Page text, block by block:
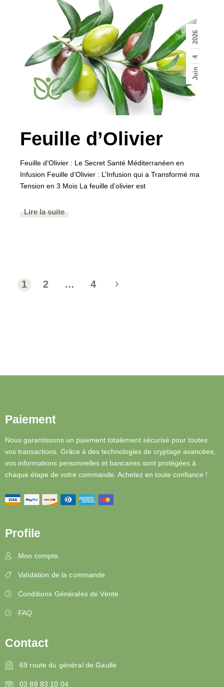
Juin
4
2026
Feuille d’Olivier
Feuille d’Olivier : Le Secret Santé Méditerranéen en
Infusion Feuille d’Olivier : L’Infusion qui a Transformé ma
Tension en 3 Mois La feuille d’olivier est
Lire la suite
1 2 … 4
Contact
69 route du général de Gaulle
03 88 83 10 04
Profile
Mon compte
Validation de la commande
Conditions Générales de Vente
FAQ
Paiement
Nous garantissons un paiement totalement sécurisé pour toutes
vos transactions. Grâce à des technologies de cryptage avancées,
vos informations personnelles et bancaires sont protégées à
chaque étape de votre commande. Achetez en toute confiance !